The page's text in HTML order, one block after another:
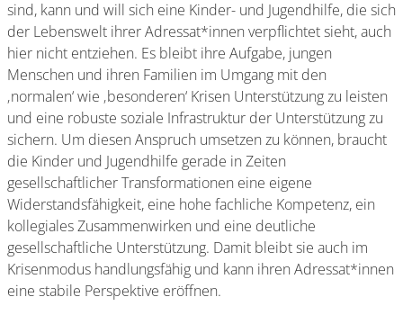
sind, kann und will sich eine Kinder- und Jugendhilfe, die sich
der Lebenswelt ihrer Adressat*innen verpflichtet sieht, auch
hier nicht entziehen. Es bleibt ihre Aufgabe, jungen
Menschen und ihren Familien im Umgang mit den
‚normalen‘ wie ‚besonderen‘ Krisen Unterstützung zu leisten
und eine robuste soziale Infrastruktur der Unterstützung zu
sichern. Um diesen Anspruch umsetzen zu können, braucht
die Kinder und Jugendhilfe gerade in Zeiten
gesellschaftlicher Transformationen eine eigene
Widerstandsfähigkeit, eine hohe fachliche Kompetenz, ein
kollegiales Zusammenwirken und eine deutliche
gesellschaftliche Unterstützung. Damit bleibt sie auch im
Krisenmodus handlungsfähig und kann ihren Adressat*innen
eine stabile Perspektive eröffnen.